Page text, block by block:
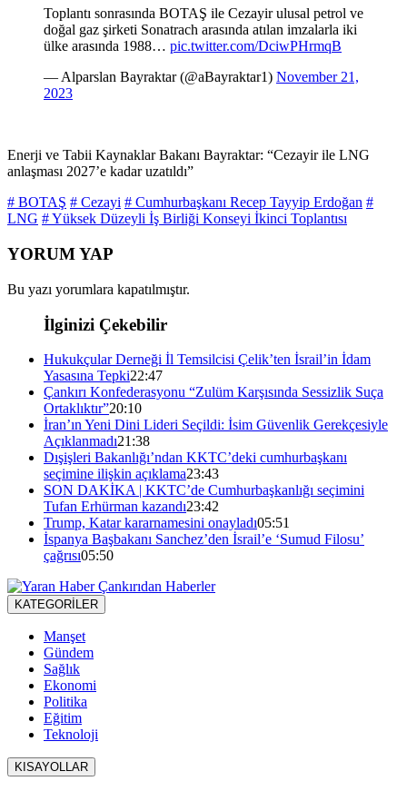
Toplantı sonrasında BOTAŞ ile Cezayir ulusal petrol ve
doğal gaz şirketi Sonatrach arasında atılan imzalarla iki
ülke arasında 1988… pic.twitter.com/DciwPHrmqB
— Alparslan Bayraktar (@aBayraktar1) November 21,
2023
Enerji ve Tabii Kaynaklar Bakanı Bayraktar: “Cezayir ile LNG
anlaşması 2027’e kadar uzatıldı”
# BOTAŞ # Cezayi # Cumhurbaşkanı Recep Tayyip Erdoğan #
LNG # Yüksek Düzeyli İş Birliği Konseyi İkinci Toplantısı
YORUM YAP
Bu yazı yorumlara kapatılmıştır.
İlginizi Çekebilir
Hukukçular Derneği İl Temsilcisi Çelik’ten İsrail’in İdam
Yasasına Tepki22:47
Çankırı Konfederasyonu “Zulüm Karşısında Sessizlik Suça
Ortaklıktır”20:10
İran’ın Yeni Dini Lideri Seçildi: İsim Güvenlik Gerekçesiyle
Açıklanmadı21:38
Dışişleri Bakanlığı’ndan KKTC’deki cumhurbaşkanı
seçimine ilişkin açıklama23:43
SON DAKİKA | KKTC’de Cumhurbaşkanlığı seçimini
Tufan Erhürman kazandı23:42
Trump, Katar kararnamesini onayladı05:51
İspanya Başbakanı Sanchez’den İsrail’e ‘Sumud Filosu’
çağrısı05:50
KATEGORİLER
Manşet
Gündem
Sağlık
Ekonomi
Politika
Eğitim
Teknoloji
KISAYOLLAR